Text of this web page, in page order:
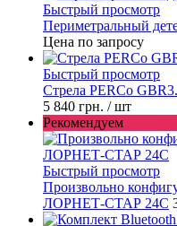
Быстрый просмотр
Периметральный
Цена по запросу
Быстрый просмотр
Стрела PERCo
5 840 грн. / шт
Рекомендуем
Быстрый просмотр
Произвольно
ЛОРНЕТ-СТАР 24C